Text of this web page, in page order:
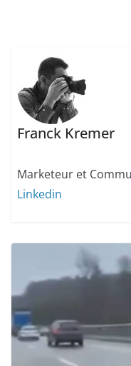
Franck Kremer
Marketeur et
Linkedin